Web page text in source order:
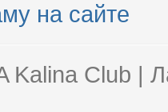
на сайте
Kalina Club |